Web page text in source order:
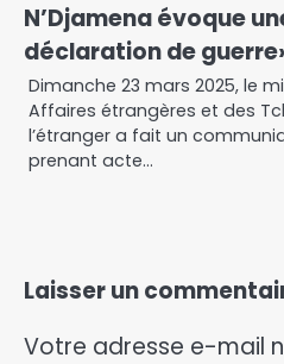
N’Djamena évoque
déclaration de
Dimanche 23 mars 2025, le
Affaires étrangères et des
l’étranger a fait un
prenant acte…
Laisser un
Votre adresse e-mail